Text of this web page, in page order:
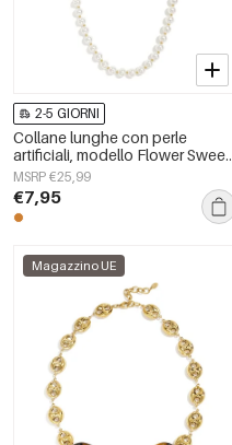
2-5 GIORNI
Collane lunghe con perle
artificiali, modello Flower Sweet
Daily Simple, gioielli da donna
MSRP €25,99
€7,95
Magazzino UE